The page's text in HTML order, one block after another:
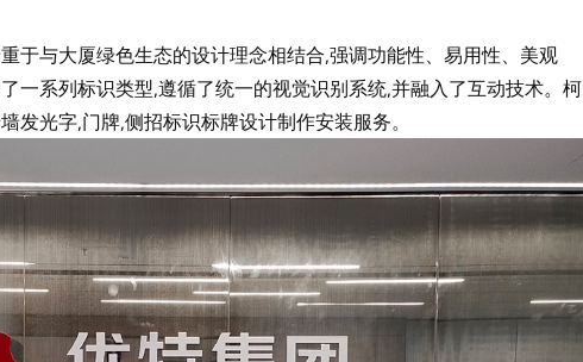
于与大厦绿色生态的设计理念相结合,强调功能性、易用性、美观
一系列标识类型,遵循了统一的视觉识别系统,并融入了互动技术。柯
发光字,门牌,侧招标识标牌设计制作安装服务。